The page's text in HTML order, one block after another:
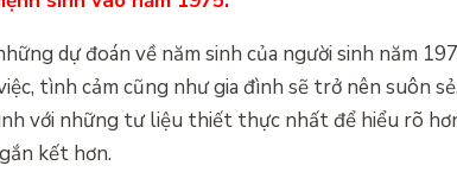
dự đoán về năm sinh của người sinh năm
tình cảm cũng như gia đình sẽ trở nên suôn
với những tư liệu thiết thực nhất để hiểu rõ
kết hơn.